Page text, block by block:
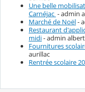
Une belle
Carnéjac - admin
Marché de Noël-
Restaurant
midi- admin
Fournitures
aurillac
Rentrée scolaire